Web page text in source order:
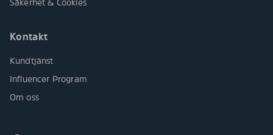
Säkerhet & Cookies
Kontakt
Kundtjänst
Influencer Program
Om oss